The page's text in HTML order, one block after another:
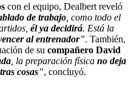
con el equipo, Dealbert reveló
de trabajo, como todo el
él ya decidirá. Está la
al entrenador”. También,
de su compañero David
, la preparación física no deja
cosas”, concluyó.